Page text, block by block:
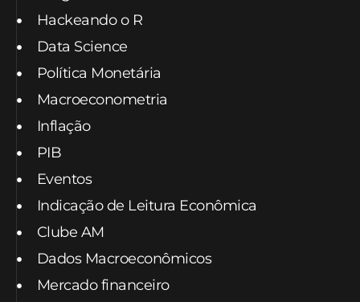
Hackeando o R
Data Science
Política Monetária
Macroeconometria
Inflação
PIB
Eventos
Indicação de Leitura Econômica
Clube AM
Dados Macroeconômicos
Mercado financeiro